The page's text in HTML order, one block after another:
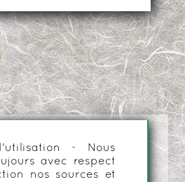
- Nous
avec respect
nos sources et